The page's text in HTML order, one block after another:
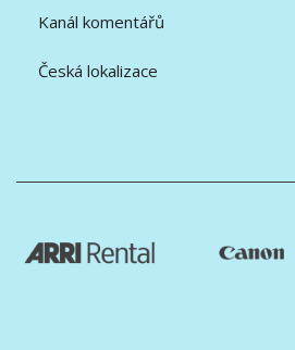
Kanál komentářů
Česká lokalizace